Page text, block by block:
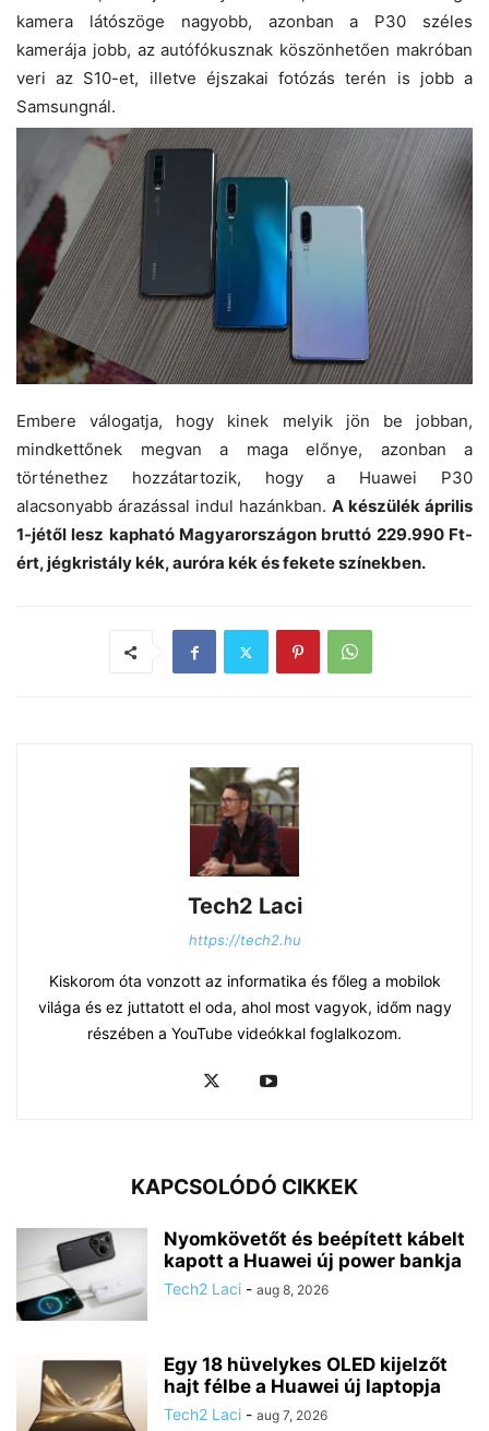
kamera látószöge nagyobb, azonban a P30 széles
kamerája jobb, az autófókusznak köszönhetően makróban
veri az S10-et, illetve éjszakai fotózás terén is jobb a
Samsungnál.
Embere válogatja, hogy kinek melyik jön be jobban,
mindkettőnek megvan a maga előnye, azonban a
történethez hozzátartozik, hogy a Huawei P30
alacsonyabb árazással indul hazánkban. A készülék április
1-jétől lesz kapható Magyarországon bruttó 229.990 Ft-
ért, jégkristály kék, auróra kék és fekete színekben.
Tech2 Laci
https://tech2.hu
Kiskorom óta vonzott az informatika és főleg a mobilok
világa és ez juttatott el oda, ahol most vagyok, időm nagy
részében a YouTube videókkal foglalkozom.
KAPCSOLÓDÓ CIKKEK
Nyomkövetőt és beépített kábelt
kapott a Huawei új power bankja
Tech2 Laci - aug 8, 2026
Egy 18 hüvelykes OLED kijelzőt
hajt félbe a Huawei új laptopja
Tech2 Laci - aug 7, 2026